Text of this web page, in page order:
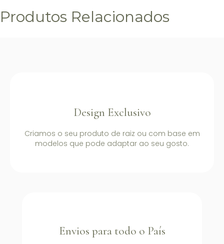
Produtos Relacionados
Design Exclusivo
Criamos o seu produto de raiz ou com base em
modelos que pode adaptar ao seu gosto.
Envios para todo o País